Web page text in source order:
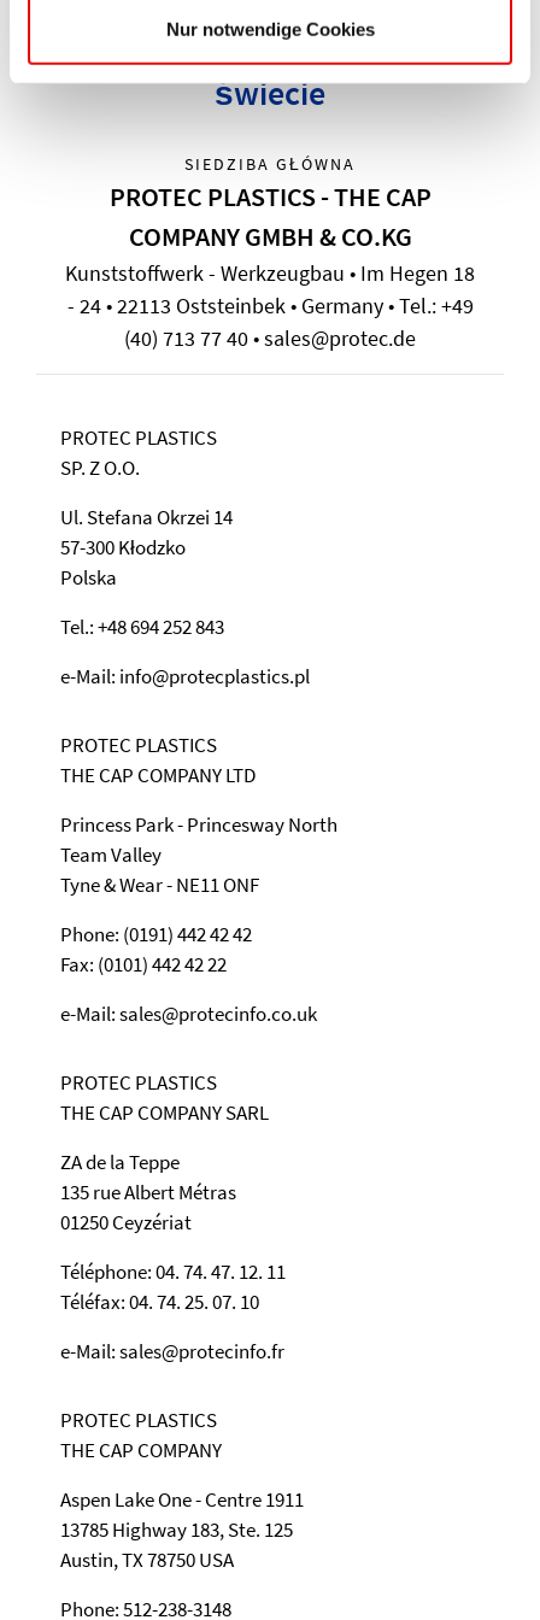
Nur notwendige Cookies
Protec Plastics - Do usług na całym
świecie
SIEDZIBA GŁÓWNA
PROTEC PLASTICS - THE CAP
COMPANY GMBH & CO.KG
Kunststoffwerk - Werkzeugbau • Im Hegen 18
- 24 • 22113 Oststeinbek • Germany • Tel.: +49
(40) 713 77 40 • sales@protec.de
PROTEC PLASTICS
SP. Z O.O.
Ul. Stefana Okrzei 14
57-300 Kłodzko
Polska
Tel.: +48 694 252 843
e-Mail: info@protecplastics.pl
PROTEC PLASTICS
THE CAP COMPANY LTD
Princess Park - Princesway North
Team Valley
Tyne & Wear - NE11 ONF
Phone: (0191) 442 42 42
Fax: (0101) 442 42 22
e-Mail: sales@protecinfo.co.uk
PROTEC PLASTICS
THE CAP COMPANY SARL
ZA de la Teppe
135 rue Albert Métras
01250 Ceyzériat
Téléphone: 04. 74. 47. 12. 11
Téléfax: 04. 74. 25. 07. 10
e-Mail: sales@protecinfo.fr
PROTEC PLASTICS
THE CAP COMPANY
Aspen Lake One - Centre 1911
13785 Highway 183, Ste. 125
Austin, TX 78750 USA
Phone: 512-238-3148